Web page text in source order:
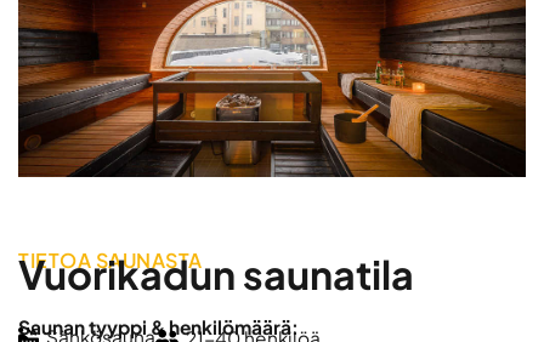
TIETOA SAUNASTA
Vuorikadun saunatila
Saunan tyyppi & henkilömäärä:
Sähkösauna
21-40 henkilöä